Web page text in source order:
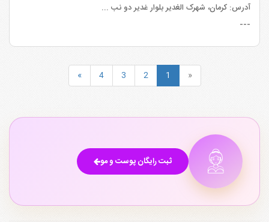
آدرس: کرمان، شهرک الغدیر بلوار غدیر دو نب ...
---
«
1
2
3
4
»
ثبت رایگان پوست و مو